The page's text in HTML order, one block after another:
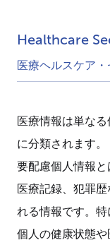
Healthcare
医療ヘルスケア・
医療情報は単な
に分類されます。
要配慮個人情報と
医療記録、犯罪
れる情報です。
個人の健康状態